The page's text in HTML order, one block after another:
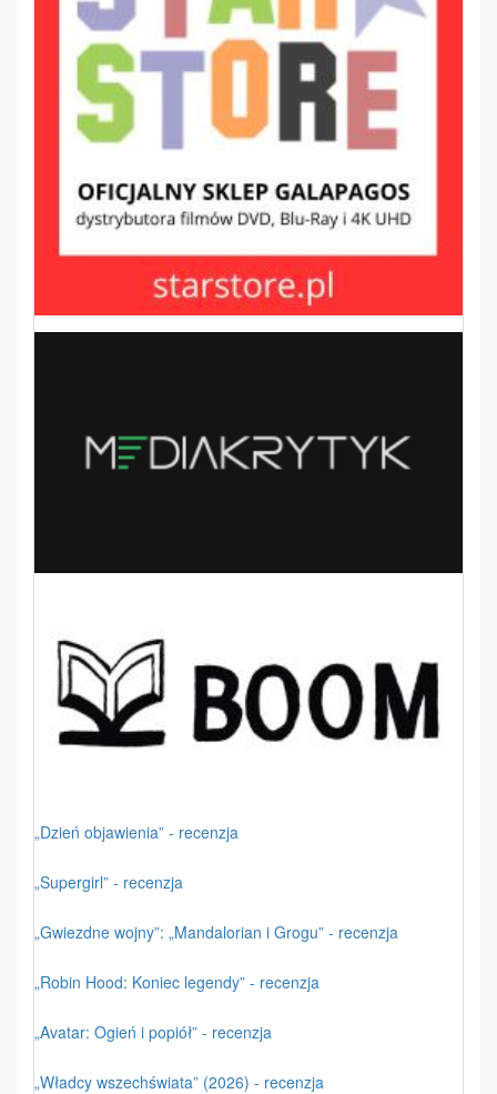
„Dzień objawienia” - recenzja
„Supergirl” - recenzja
„Gwiezdne wojny”: „Mandalorian i Grogu” - recenzja
„Robin Hood: Koniec legendy” - recenzja
„Avatar: Ogień i popiół” - recenzja
„Władcy wszechświata” (2026) - recenzja